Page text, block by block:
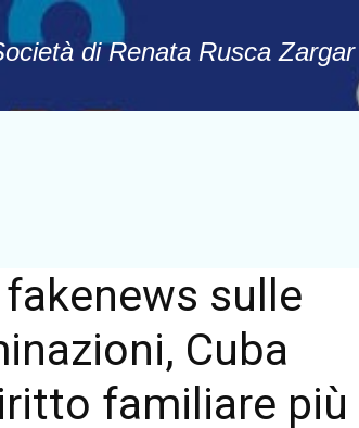
di Renata Rusca Zargar
sulle
Cuba
familiare più